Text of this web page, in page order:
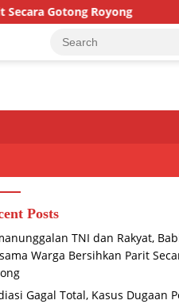
Mediasi Gagal Total,
Posts
TNI dan Rakyat,
Warga Bersihkan Parit
Gagal Total, Kasus Dugaan